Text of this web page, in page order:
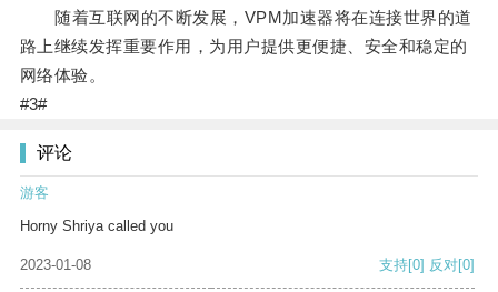
随着互联网的不断发展，VPM加速器将在连接世界的道
路上继续发挥重要作用，为用户提供更便捷、安全和稳定的
网络体验。
#3#
评论
游客
Horny Shriya called you
2023-01-08 支持[0] 反对[0]